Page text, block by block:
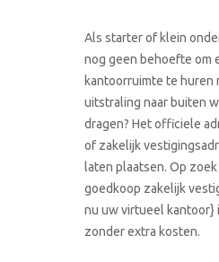
Als starter of klein
nog geen behoefte om
kantoorruimte te huren
uitstraling naar buiten
dragen? Het officiele
of zakelijk
laten plaatsen. Op zoek
goedkoop zakelijk
nu uw virtueel kantoor}
zonder extra kosten.